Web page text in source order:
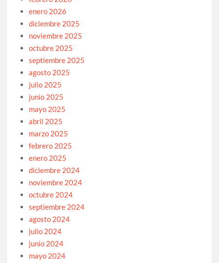
enero 2026
diciembre 2025
noviembre 2025
octubre 2025
septiembre 2025
agosto 2025
julio 2025
junio 2025
mayo 2025
abril 2025
marzo 2025
febrero 2025
enero 2025
diciembre 2024
noviembre 2024
octubre 2024
septiembre 2024
agosto 2024
julio 2024
junio 2024
mayo 2024